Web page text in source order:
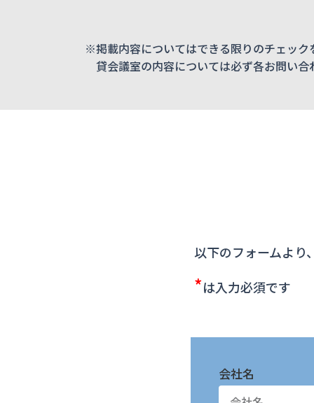
※掲載内容についてはできる限りのチェッ
貸会議室の内容については必ず各お問い合
以下のフォームより
*は入力必須です
会社名